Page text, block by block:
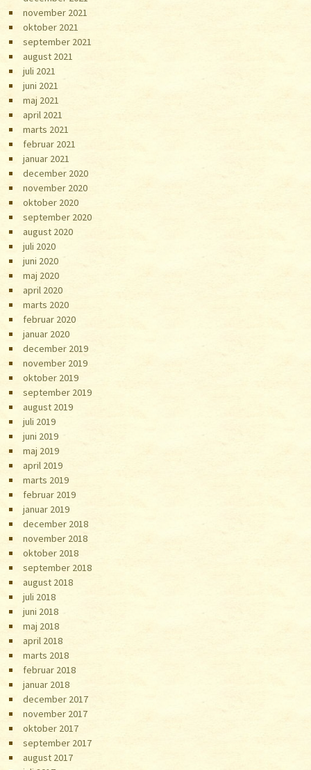
november 2021
oktober 2021
september 2021
august 2021
juli 2021
juni 2021
maj 2021
april 2021
marts 2021
februar 2021
januar 2021
december 2020
november 2020
oktober 2020
september 2020
august 2020
juli 2020
juni 2020
maj 2020
april 2020
marts 2020
februar 2020
januar 2020
december 2019
november 2019
oktober 2019
september 2019
august 2019
juli 2019
juni 2019
maj 2019
april 2019
marts 2019
februar 2019
januar 2019
december 2018
november 2018
oktober 2018
september 2018
august 2018
juli 2018
juni 2018
maj 2018
april 2018
marts 2018
februar 2018
januar 2018
december 2017
november 2017
oktober 2017
september 2017
august 2017